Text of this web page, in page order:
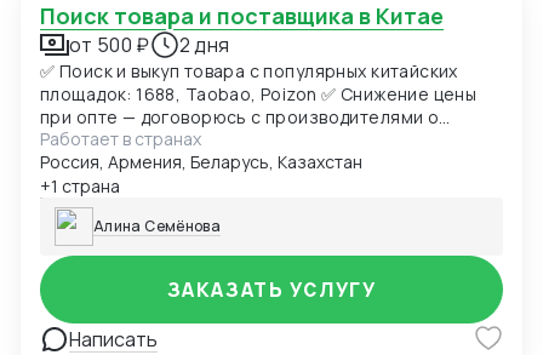
Поиск товара и поставщика в Китае
от 500 ₽ 2 дня
✅ Поиск и выкуп товара с популярных китайских
площадок: 1688, Taobao, Poizon ✅ Снижение цены
при опте — договорюсь с производителями о
лучших условиях ✅ Предоставлю фото- и
видеоотчет перед отправкой ✅ Надежная упаковка
— минимизация рисков повреждений при перевозке
✅ Доставка товара до склада в Москву, отправка в
любой город России (ТК на выбор) ✅ Также
доставлю в Армению, Беларусь, Казахстан,
Кыргызстан ✅ Полное сопровождение — от заказа
до получения
Работает в странах
Россия, Армения, Беларусь, Казахстан
+1 страна
Алина Семёнова
Написать
ЗАКАЗАТЬ УСЛУГУ